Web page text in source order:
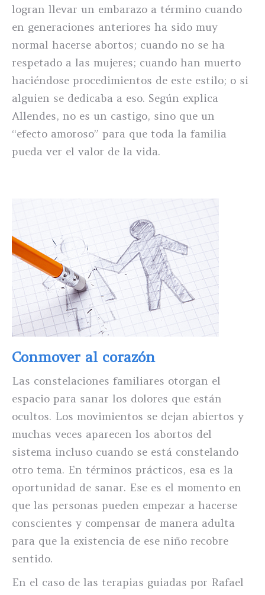
logran llevar un embarazo a término cuando
en generaciones anteriores ha sido muy
normal hacerse abortos; cuando no se ha
respetado a las mujeres; cuando han muerto
haciéndose procedimientos de este estilo; o si
alguien se dedicaba a eso. Según explica
Allendes, no es un castigo, sino que un
“efecto amoroso” para que toda la familia
pueda ver el valor de la vida.
Conmover al corazón
Las constelaciones familiares otorgan el
espacio para sanar los dolores que están
ocultos. Los movimientos se dejan abiertos y
muchas veces aparecen los abortos del
sistema incluso cuando se está constelando
otro tema. En términos prácticos, esa es la
oportunidad de sanar. Ese es el momento en
que las personas pueden empezar a hacerse
conscientes y compensar de manera adulta
para que la existencia de ese niño recobre
sentido.
En el caso de las terapias guiadas por Rafael